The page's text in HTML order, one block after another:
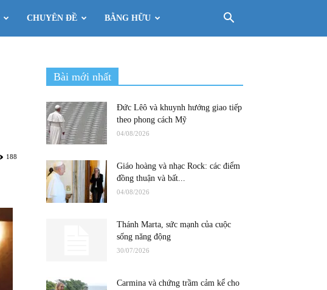
CHUYÊN ĐỀ BẰNG HỮU
188
Bài mới nhất
Đức Lêô và khuynh hướng giao tiếp
theo phong cách Mỹ
04/08/2026
Giáo hoàng và nhạc Rock: các điểm
đồng thuận và bất...
04/08/2026
Thánh Marta, sức mạnh của cuộc
sống năng động
30/07/2026
Carmina và chứng trầm cảm kể cho